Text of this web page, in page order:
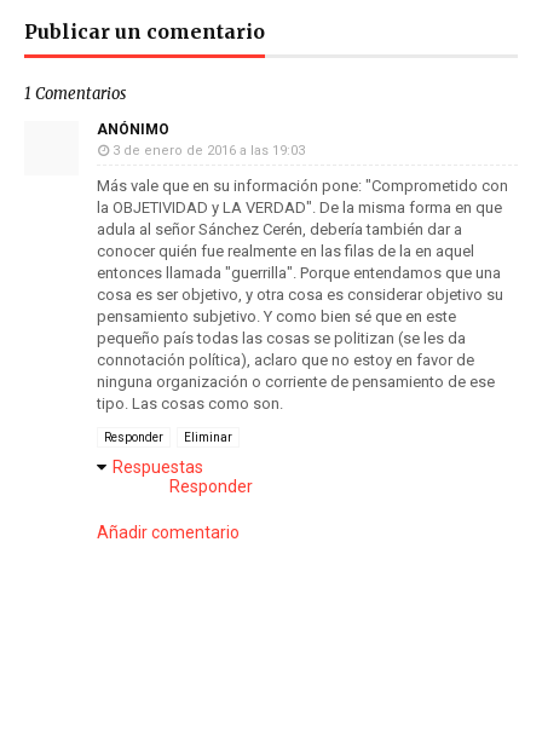
Publicar un comentario
1 Comentarios
ANÓNIMO
3 de enero de 2016 a las 19:03
Más vale que en su información pone: "Comprometido con
la OBJETIVIDAD y LA VERDAD". De la misma forma en que
adula al señor Sánchez Cerén, debería también dar a
conocer quién fue realmente en las filas de la en aquel
entonces llamada "guerrilla". Porque entendamos que una
cosa es ser objetivo, y otra cosa es considerar objetivo su
pensamiento subjetivo. Y como bien sé que en este
pequeño país todas las cosas se politizan (se les da
connotación política), aclaro que no estoy en favor de
ninguna organización o corriente de pensamiento de ese
tipo. Las cosas como son.
Responder Eliminar
Respuestas
Responder
Añadir comentario